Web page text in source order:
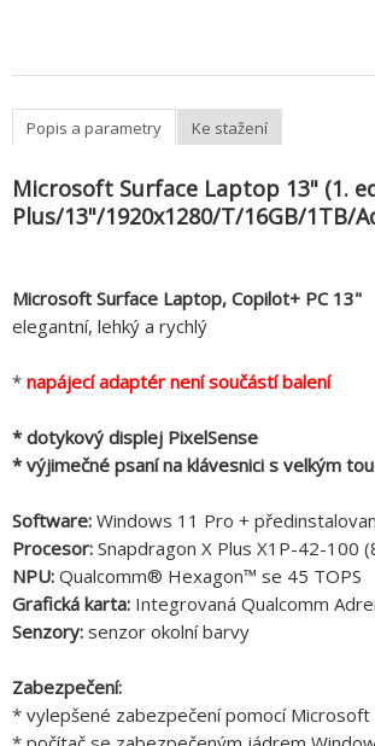
Popis a parametry Ke stažení
Microsoft Surface Laptop 13" (1.
Plus/13"/1920x1280/T/16GB/1TB/
Microsoft Surface Laptop, Copilot+ PC 13"
elegantní, lehký a rychlý
* napájecí adaptér není součástí balení
* dotykový displej PixelSense
* výjimečné psaní na klávesnici s velkým
Software: Windows 11 Pro +
Procesor: Snapdragon X Plus X1P-42-100
NPU: Qualcomm® Hexagon™ se 45 TOPS
Grafická karta: Integrovaná Qualcomm
Senzory: senzor okolní barvy
Zabezpečení:
* vylepšené zabezpečení pomocí Microsoft